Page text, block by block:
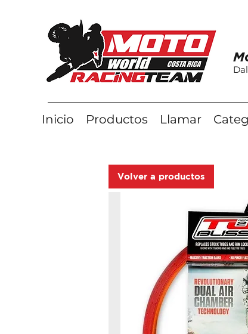
Inicio Productos Llamar
Volver a productos